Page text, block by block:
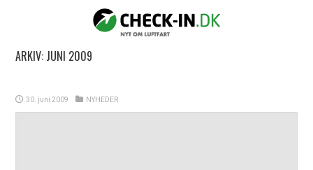
ARKIV: JUNI 2009
30. juni 2009 NYHEDER